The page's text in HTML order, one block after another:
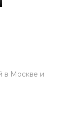
в Москве и